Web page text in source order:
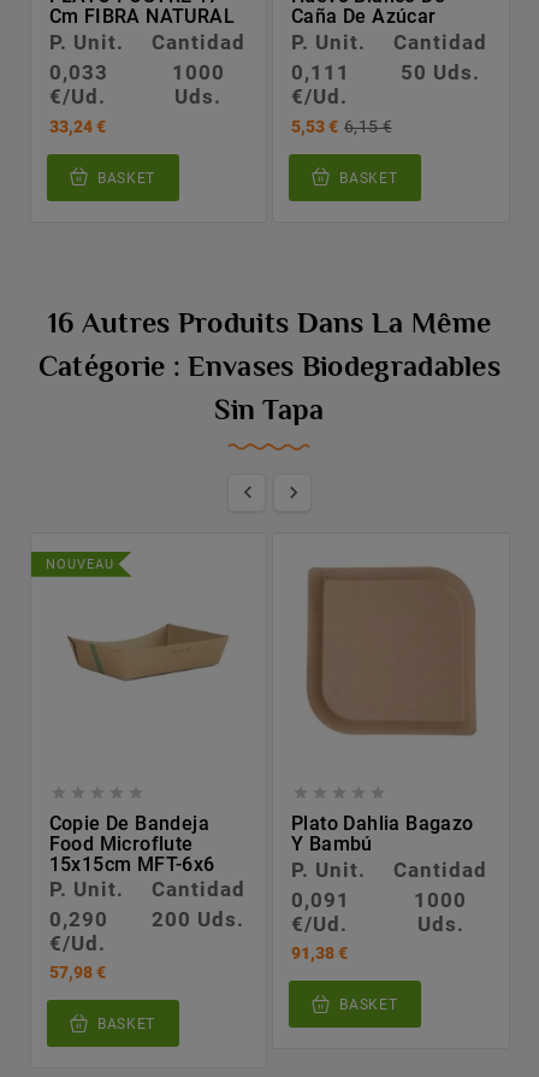
Cm FIBRA NATURAL
P. Unit.
Cantidad
0,033
€/Ud.
1000
Uds.
33,24 €
BASKET
Caña De Azúcar
P. Unit.
Cantidad
0,111
€/Ud.
50 Uds.
5,53 € 6,15 €
BASKET
16 Autres Produits Dans La Même
Catégorie : Envases Biodegradables
Sin Tapa
 
NOUVEAU
    
Copie De Bandeja
Food Microflute
15x15cm MFT-6x6
P. Unit.
Cantidad
0,290
€/Ud.
200 Uds.
57,98 €
BASKET
    
Plato Dahlia Bagazo
Y Bambú
P. Unit.
Cantidad
0,091
€/Ud.
1000
Uds.
91,38 €
BASKET